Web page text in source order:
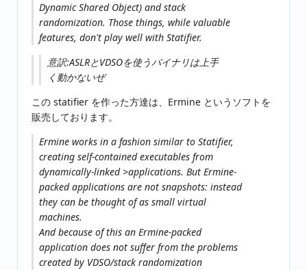
Dynamic Shared Object) and stack
randomization. Those things, while valuable
features, don't play well with Statifier.
意訳:ASLRとVDSOを使うバイナリは上手
く動かないぜ
この statifier を作った方達は、Ermine というソフトを
販売しております。
Ermine works in a fashion similar to Statifier,
creating self-contained executables from
dynamically-linked >applications. But Ermine-
packed applications are not snapshots: instead
they can be thought of as small virtual
machines.
And because of this an Ermine-packed
application does not suffer from the problems
created by VDSO/stack randomization